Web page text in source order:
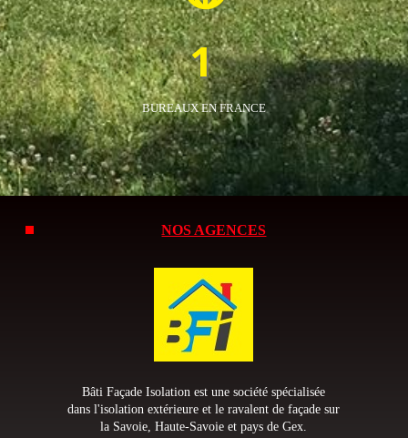
1
BUREAUX EN FRANCE
NOS AGENCES
Bâti Façade Isolation est une société spécialisée
dans l'isolation extérieure et le ravalent de façade sur
la Savoie, Haute-Savoie et pays de Gex.